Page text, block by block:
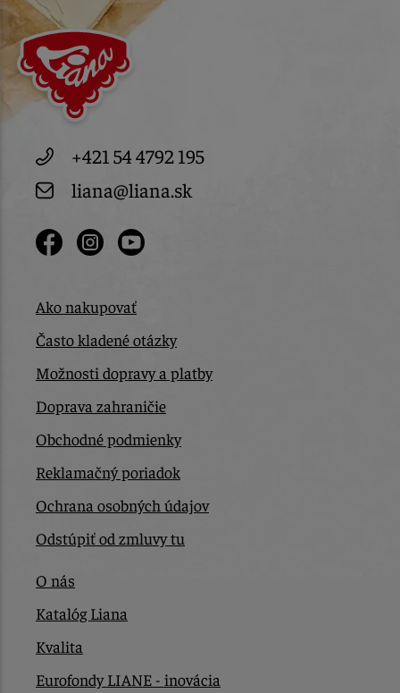
+421 54 4792 195
liana@liana.sk
Ako nakupovať
Často kladené otázky
Možnosti dopravy a platby
Doprava zahraničie
Obchodné podmienky
Reklamačný poriadok
Ochrana osobných údajov
Odstúpiť od zmluvy tu
O nás
Katalóg Liana
Kvalita
Eurofondy LIANE - inovácia